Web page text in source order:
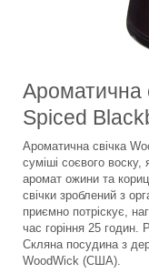
Ароматична
Spiced
Ароматична свічка
суміші соєвого воску,
аромат ожини та
свічки зроблений з
приємно потріскує,
час горіння 25 годин.
Скляна посудина з
WoodWick (США).